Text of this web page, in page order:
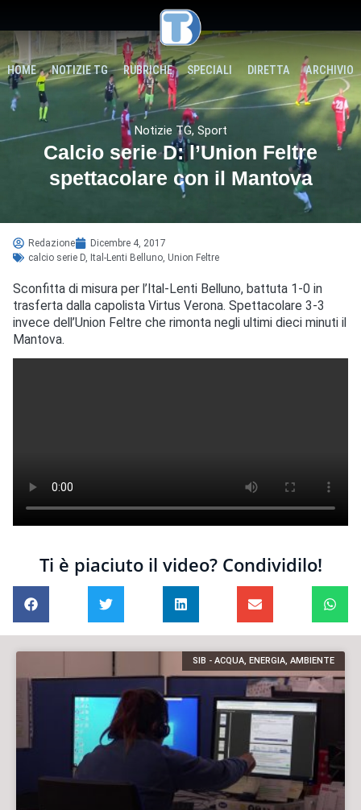
HOME NOTIZIE TG RUBRICHE SPECIALI DIRETTA ARCHIVIO
Notizie TG, Sport
Calcio serie D: l’Union Feltre
spettacolare con il Mantova
Redazione
Dicembre 4, 2017
calcio serie D Ital-Lenti Belluno Union Feltre
Sconfitta di misura per l’Ital-Lenti Belluno, battuta 1-0 in
trasferta dalla capolista Virtus Verona. Spettacolare 3-3
invece dell’Union Feltre che rimonta negli ultimi dieci minuti il
Mantova.
Ti è piaciuto il video? Condividilo!
SIB - ACQUA, ENERGIA, AMBIENTE